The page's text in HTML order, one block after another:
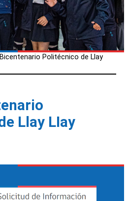
Politécnico de Llay
Llay LIay